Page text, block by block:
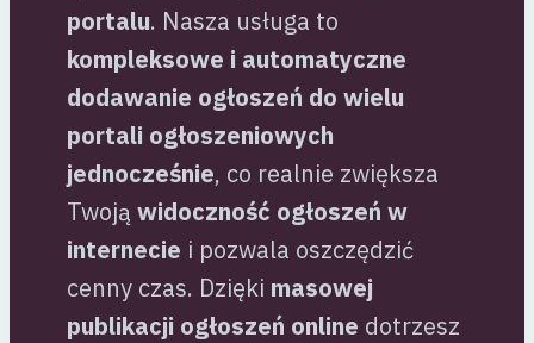
portalu. Nasza usługa to
kompleksowe i automatyczne
dodawanie ogłoszeń do wielu
portali ogłoszeniowych
jednocześnie, co realnie zwiększa
Twoją widoczność ogłoszeń w
internecie i pozwala oszczędzić
cenny czas. Dzięki masowej
publikacji ogłoszeń online dotrzesz